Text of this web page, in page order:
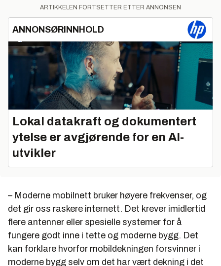
ARTIKKELEN FORTSETTER ETTER ANNONSEN
ANNONSØRINNHOLD
Lokal datakraft og dokumentert
ytelse er avgjørende for en AI-
utvikler
– Moderne mobilnett bruker høyere frekvenser, og
det gir oss raskere internett. Det krever imidlertid
flere antenner eller spesielle systemer for å
fungere godt inne i tette og moderne bygg. Det
kan forklare hvorfor mobildekningen forsvinner i
moderne bygg selv om det har vært dekning i det